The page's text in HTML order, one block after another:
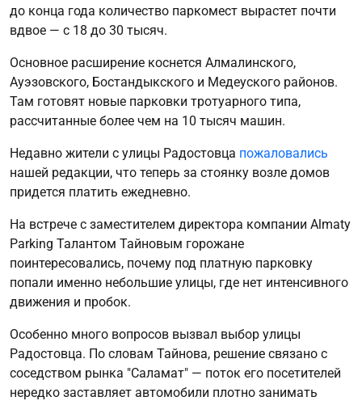
до конца года количество паркомест вырастет почти
вдвое — с 18 до 30 тысяч.
Основное расширение коснется Алмалинского,
Ауэзовского, Бостандыкского и Медеуского районов.
Там готовят новые парковки тротуарного типа,
рассчитанные более чем на 10 тысяч машин.
Недавно жители с улицы Радостовца пожаловались
нашей редакции, что теперь за стоянку возле домов
придется платить ежедневно.
На встрече с заместителем директора компании Almaty
Parking Талантом Тайновым горожане
поинтересовались, почему под платную парковку
попали именно небольшие улицы, где нет интенсивного
движения и пробок.
Особенно много вопросов вызвал выбор улицы
Радостовца. По словам Тайнова, решение связано с
соседством рынка "Саламат" — поток его посетителей
нередко заставляет автомобили плотно занимать